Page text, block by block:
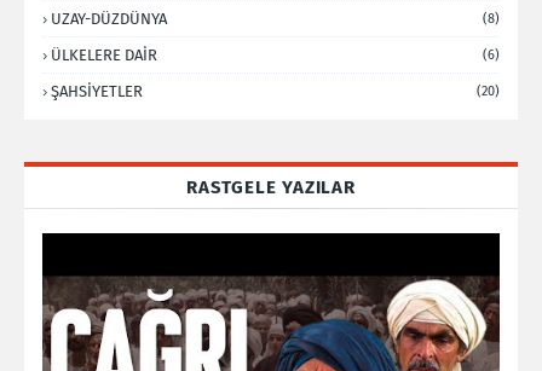
UZAY-DÜZDÜNYA (8)
ÜLKELERE DAİR (6)
ŞAHSİYETLER (20)
RASTGELE YAZILAR